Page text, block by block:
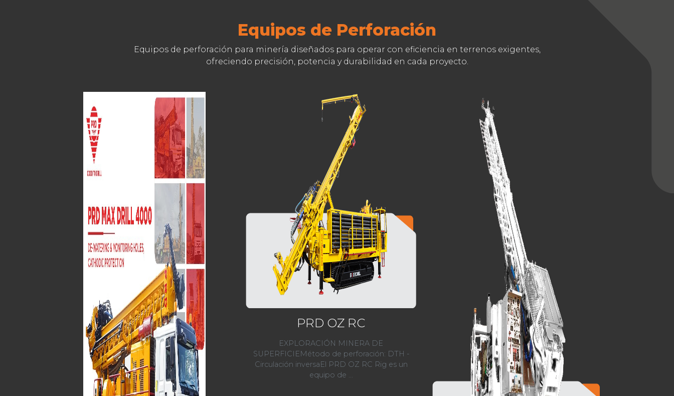
Equipos de Perforación
Equipos de perforación para minería diseñados para operar con eficiencia en terrenos exigentes,
ofreciendo precisión, potencia y durabilidad en cada proyecto.
PRD OZ RC
EXPLORACIÓN MINERA DE
SUPERFICIEMétodo de perforación: DTH -
Circulación inversaEl PRD OZ RC Rig es un
equipo de ...